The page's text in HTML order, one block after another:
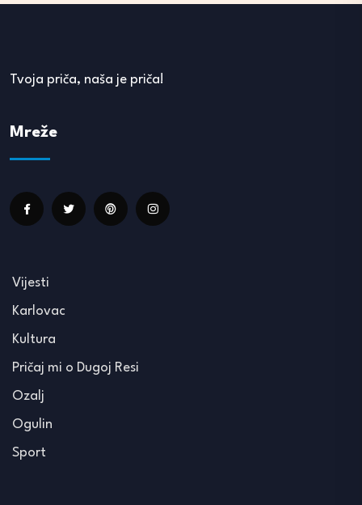
Tvoja priča, naša je priča!
Mreže
Vijesti
Karlovac
Kultura
Pričaj mi o Dugoj Resi
Ozalj
Ogulin
Sport